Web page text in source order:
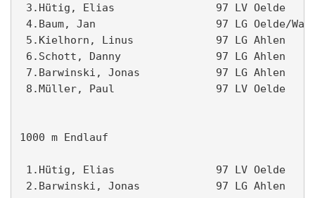
3.Hütig, Elias                97 LV Oelde
4.Baum, Jan                   97 LG Oelde/
5.Kielhorn, Linus             97 LG Ahlen
6.Schott, Danny               97 LG
7.Barwinski, Jonas            97 LG
8.Müller, Paul                97 LV Oelde
1000 m Endlauf
1.Hütig, Elias                97 LV Oelde
2.Barwinski, Jonas            97 LG